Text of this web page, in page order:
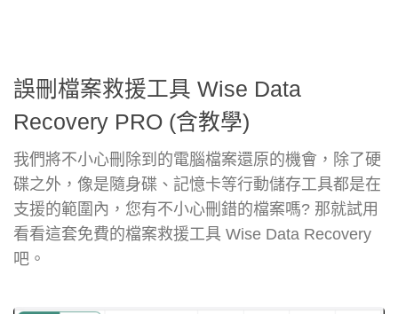
誤刪檔案救援工具 Wise Data
Recovery PRO (含教學)
我們將不小心刪除到的電腦檔案還原的機會，除了硬
碟之外，像是隨身碟、記憶卡等行動儲存工具都是在
支援的範圍內，您有不小心刪錯的檔案嗎? 那就試用
看看這套免費的檔案救援工具 Wise Data Recovery
吧。